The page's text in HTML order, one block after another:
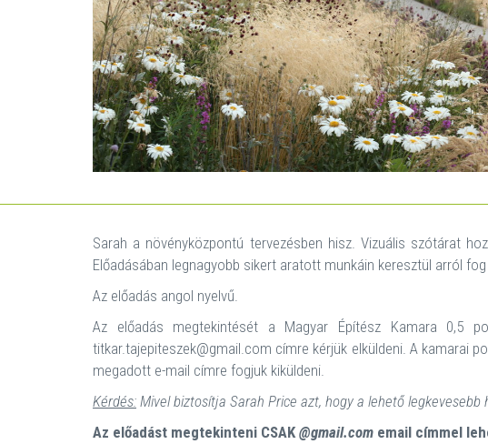
Sarah a növényközpontú tervezésben hisz. Vizuális szótárat
Előadásában legnagyobb sikert aratott munkáin keresztül arról
Az előadás angol nyelvű.
Az előadás megtekintését a Magyar Építész Kamara 0,5
titkar.tajepiteszek@gmail.com címre kérjük elküldeni. A kamarai
megadott e-mail címre fogjuk kiküldeni.
Kérdés: Mivel biztosítja Sarah Price azt, hogy a lehető
Az előadást megtekinteni CSAK@gmail.com email címmel